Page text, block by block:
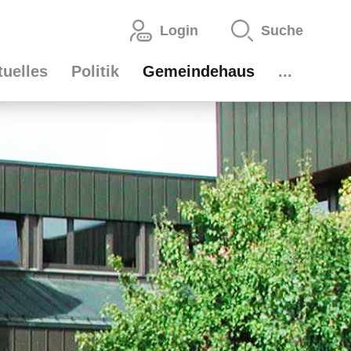
Login Suche
Politik Gemeindehaus ...